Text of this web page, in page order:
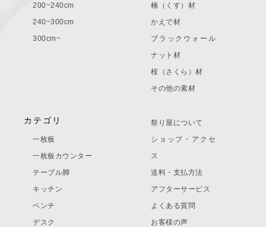
200~240cm
240~300cm
300cm~
楠（くす）材
かえで材
ブラックウォール
ナット材
桜（さくら）材
その他の素材
カテゴリ
一枚板
一枚板カウンター
テーブル脚
キッチン
ベンチ
デスク
祭り屋について
ショップ・アクセ
ス
送料・支払方法
アフターサービス
よくある質問
お客様の声